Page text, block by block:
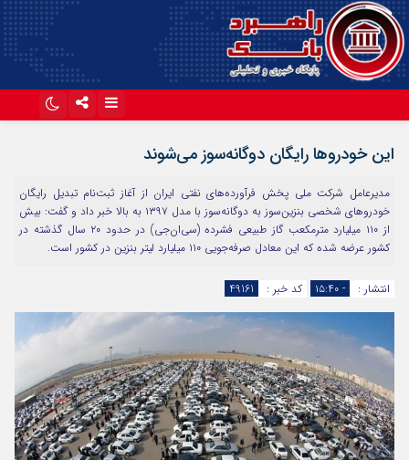
این خودرو‌ها رایگان دوگانه‌سوز می‌شوند
مدیرعامل شرکت ملی پخش فرآورده‌های نفتی ایران از آغاز ثبت‌نام تبدیل رایگان
خودرو‌های شخصی بنزین‌سوز به دوگانه‌سوز با مدل ۱۳۹۷ به بالا خبر داد و گفت: بیش
از ۱۱۰ میلیارد مترمکعب گاز طبیعی فشرده (سی‌ان‌جی) در حدود ۲۰ سال گذشته در
کشور عرضه شده که این معادل صرفه‌جویی ۱۱۰ میلیارد لیتر بنزین در کشور است.
انتشار : - ۱۵:۴۰ کد خبر : 49161